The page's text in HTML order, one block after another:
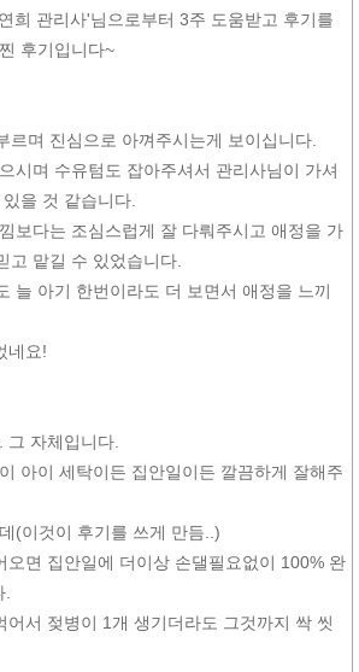
희 관리사'님으로부터 3주 도움받고 후기를
후기입니다~
르며 진심으로 아껴주시는게 보이십니다.
시며 수유텀도 잡아주셔서 관리사님이 가셔
을 것 같습니다.
보다는 조심스럽게 잘 다뤄주시고 애정을 가
고 맡길 수 있었습니다.
늘 아기 한번이라도 더 보면서 애정을 느끼
네요!
그 자체입니다.
아이 세탁이든 집안일이든 깔끔하게 잘해주
(이것이 후기를 쓰게 만듬..)
오면 집안일에 더이상 손댈필요없이 100% 완
어서 젖병이 1개 생기더라도 그것까지 싹 씻